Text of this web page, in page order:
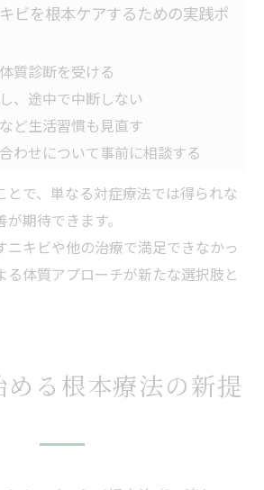
ビを根本ケアするための実践ポ
質診断を受ける
、途中で中断しない
ど生活習慣も見直す
わせについて事前に相談する
とで、単なる対症療法では得られな
期待できます。
ニキビや他の治療で満足できなかっ
る体質アプローチが新たな選択肢と
る根本療法の新提